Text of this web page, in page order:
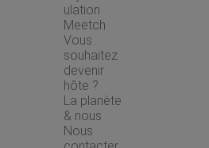
ulation
Meetch
Vous
souhaitez
devenir
hôte ?
La planète
& nous
Nous